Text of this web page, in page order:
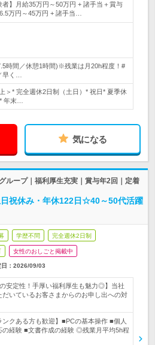
者】月給35万円～50万円 + 諸手当＋賞与
万円～45万円 + 諸手当…
時間／休憩1時間)※残業は月20h程度！#
早く…
＞* 完全週休2日制（土日）* 祝日* 夏季休
年末…
気になる
ループ｜福利厚生充実｜賞与年2回｜定着
祝休み・年休122日☆40～50代活躍
学歴不問 完全週休2日制
女性のおしごと掲載中
： 2026/09/03
の安定性！手厚い福利厚生も魅力◎】当社
いているお客さまからのお申し出への対
ンクある方も歓迎】■PCの基本操作 ■個人
の経験 ■文書作成の経験 ◎残業月平均5h程